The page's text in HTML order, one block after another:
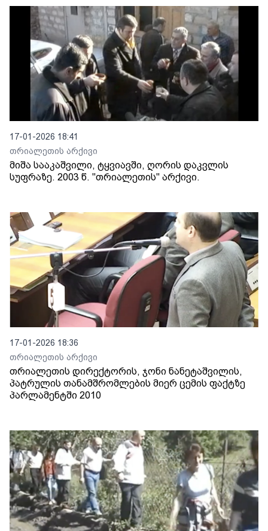
17-01-2026 18:41
თრიალეთის არქივი
მიშა სააკაშვილი, ტყვიავში, ღორის დაკვლის
სუფრაზე. 2003 წ. "თრიალეთის" არქივი.
17-01-2026 18:36
თრიალეთის არქივი
თრიალეთის დირექტორის, ჯონი ნანეტაშვილის,
პატრულის თანამშრომლების მიერ ცემის ფაქტზე
პარლამენტში 2010